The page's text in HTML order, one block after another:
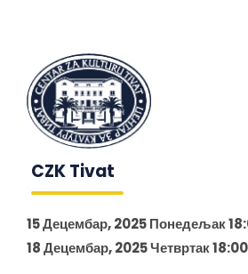
CZK Tivat
15 Децембар, 2025 Понедељак
18 Децембар, 2025 Четвртак